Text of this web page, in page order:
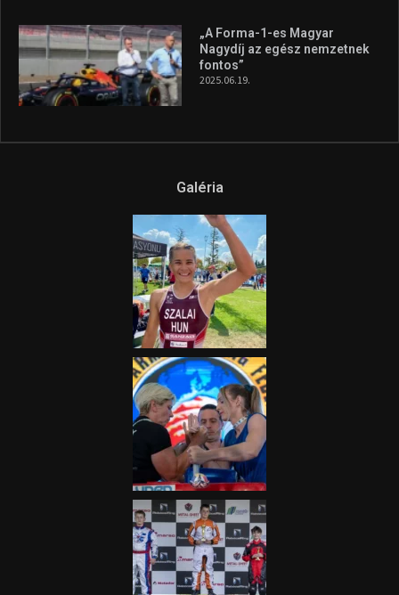
„A Forma-1-es Magyar
Nagydíj az egész nemzetnek
fontos”
2025.06.19.
Galéria